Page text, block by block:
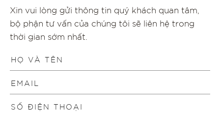
Xin vui lòng gửi thông tin quý khách quan tâm,
bộ phận tư vấn của chúng tôi sẽ liên hệ trong
thời gian sớm nhất.